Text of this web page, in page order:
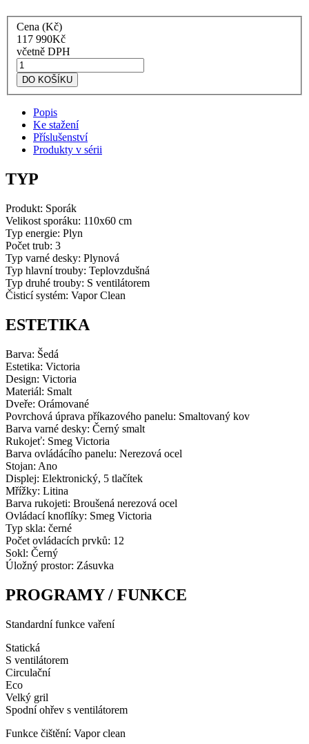
Cena (Kč)
117 990Kč
včetně DPH
Smeg
Sporák
TR4110GR
šedý
množství
DO KOŠÍKU
Popis
Ke stažení
Příslušenství
Produkty v sérii
TYP
Produkt: Sporák
Velikost sporáku: 110x60 cm
Typ energie: Plyn
Počet trub: 3
Typ varné desky: Plynová
Typ hlavní trouby: Teplovzdušná
Typ druhé trouby: S ventilátorem
Čisticí systém: Vapor Clean
ESTETIKA
Barva: Šedá
Estetika: Victoria
Design: Victoria
Materiál: Smalt
Dveře: Orámované
Povrchová úprava příkazového panelu: Smaltovaný kov
Barva varné desky: Černý smalt
Rukojeť: Smeg Victoria
Barva ovládácího panelu: Nerezová ocel
Stojan: Ano
Displej: Elektronický, 5 tlačítek
Mřížky: Litina
Barva rukojeti: Broušená nerezová ocel
Ovládací knoflíky: Smeg Victoria
Typ skla: černé
Počet ovládacích prvků: 12
Sokl: Černý
Úložný prostor: Zásuvka
PROGRAMY / FUNKCE
Standardní funkce vaření
Statická
S ventilátorem
Circulační
Eco
Velký gril
Spodní ohřev s ventilátorem
Funkce čištění: Vapor clean